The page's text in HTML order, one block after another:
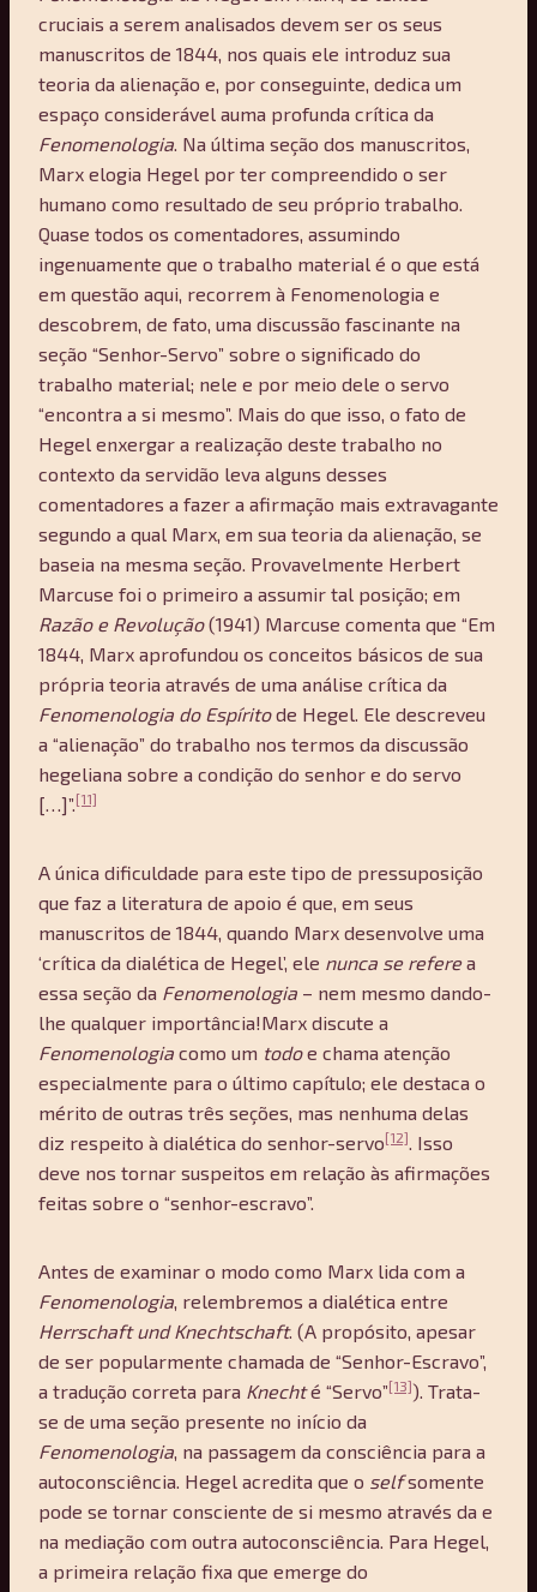
cruciais a serem analisados devem ser os seus
manuscritos de 1844, nos quais ele introduz sua
teoria da alienação e, por conseguinte, dedica um
espaço considerável auma profunda crítica da
Fenomenologia. Na última seção dos manuscritos,
Marx elogia Hegel por ter compreendido o ser
humano como resultado de seu próprio trabalho.
Quase todos os comentadores, assumindo
ingenuamente que o trabalho material é o que está
em questão aqui, recorrem à Fenomenologia e
descobrem, de fato, uma discussão fascinante na
seção “Senhor-Servo” sobre o significado do
trabalho material; nele e por meio dele o servo
“encontra a si mesmo”. Mais do que isso, o fato de
Hegel enxergar a realização deste trabalho no
contexto da servidão leva alguns desses
comentadores a fazer a afirmação mais extravagante
segundo a qual Marx, em sua teoria da alienação, se
baseia na mesma seção. Provavelmente Herbert
Marcuse foi o primeiro a assumir tal posição; em
Razão e Revolução(1941) Marcuse comenta que “Em
1844, Marx aprofundou os conceitos básicos de sua
própria teoria através de uma análise crítica da
Fenomenologia do Espíritode Hegel. Ele descreveu
a “alienação” do trabalho nos termos da discussão
hegeliana sobre a condição do senhor e do servo
[…]”.[11]
A única dificuldade para este tipo de pressuposição
que faz a literatura de apoio é que, em seus
manuscritos de 1844, quando Marx desenvolve uma
‘crítica da dialética de Hegel’, ele nunca se referea
essa seção da Fenomenologia – nem mesmo dando-
lhe qualquer importância!Marx discute a
Fenomenologia como um todoe chama atenção
especialmente para o último capítulo; ele destaca o
mérito de outras três seções, mas nenhuma delas
diz respeito à dialética do senhor-servo[12]. Isso
deve nos tornar suspeitos em relação às afirmações
feitas sobre o “senhor-escravo”.
Antes de examinar o modo como Marx lida com a
Fenomenologia, relembremos a dialética entre
Herrschaft und Knechtschaft. (A propósito, apesar
de ser popularmente chamada de “Senhor-Escravo”,
a tradução correta para Knechté “Servo”[13]). Trata-
se de uma seção presente no início da
Fenomenologia, na passagem da consciência para a
autoconsciência. Hegel acredita que o selfsomente
pode se tornar consciente de si mesmo através da e
na mediação com outra autoconsciência. Para Hegel,
a primeira relação fixa que emerge do